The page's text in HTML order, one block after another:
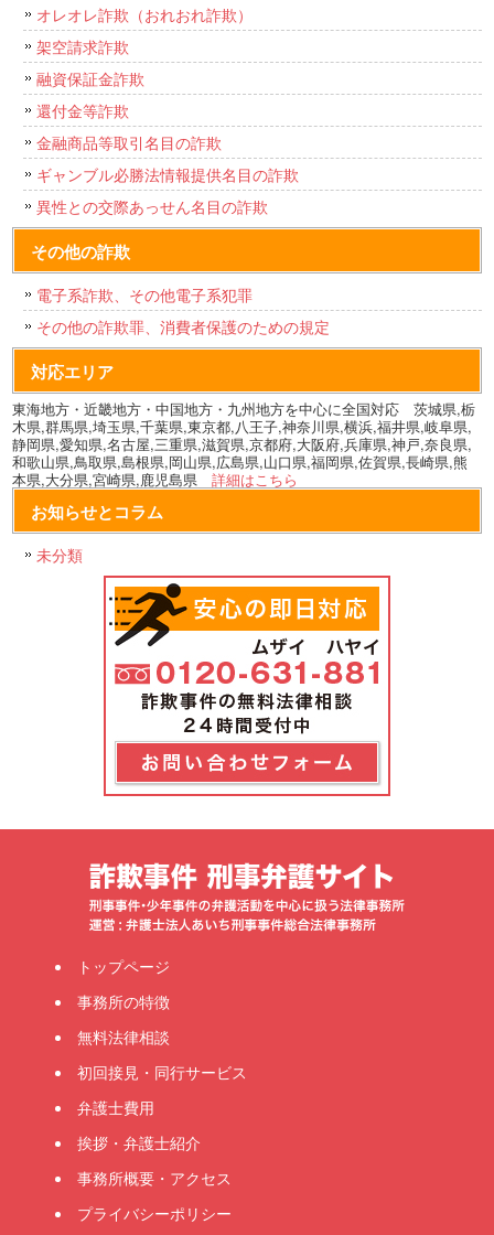
オレオレ詐欺（おれおれ詐欺）
架空請求詐欺
融資保証金詐欺
還付金等詐欺
金融商品等取引名目の詐欺
ギャンブル必勝法情報提供名目の詐欺
異性との交際あっせん名目の詐欺
その他の詐欺
電子系詐欺、その他電子系犯罪
その他の詐欺罪、消費者保護のための規定
対応エリア
東海地方・近畿地方・中国地方・九州地方を中心に全国対応 茨城県,栃
木県,群馬県,埼玉県,千葉県,東京都,八王子,神奈川県,横浜,福井県,岐阜県,
静岡県,愛知県,名古屋,三重県,滋賀県,京都府,大阪府,兵庫県,神戸,奈良県,
和歌山県,鳥取県,島根県,岡山県,広島県,山口県,福岡県,佐賀県,長崎県,熊
本県,大分県,宮崎県,鹿児島県詳細はこちら
お知らせとコラム
未分類
トップページ
事務所の特徴
無料法律相談
初回接見・同行サービス
弁護士費用
挨拶・弁護士紹介
事務所概要・アクセス
プライバシーポリシー